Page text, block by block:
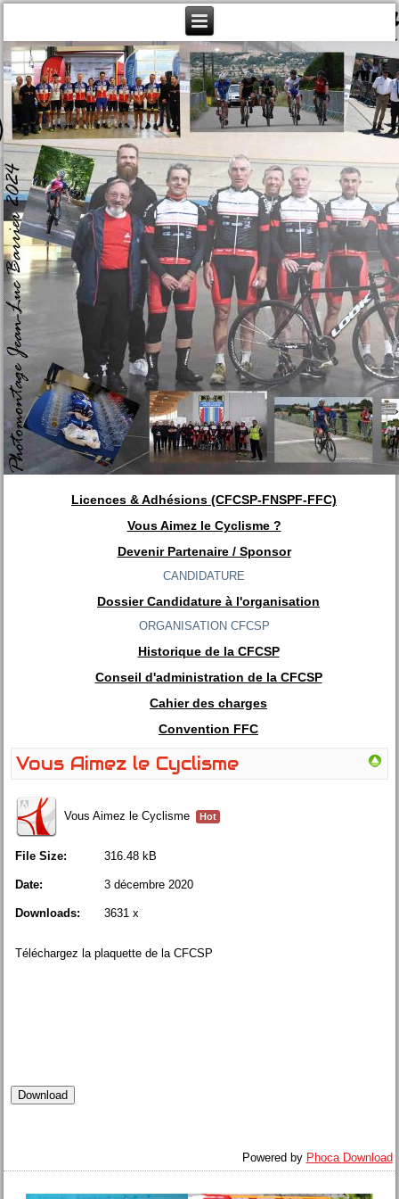
Licences & Adhésions (CFCSP-FNSPF-FFC)
Vous Aimez le Cyclisme ?
Devenir Partenaire / Sponsor
CANDIDATURE
Dossier Candidature à l'organisation
ORGANISATION CFCSP
Historique de la CFCSP
Conseil d'administration de la CFCSP
Cahier des charges
Convention FFC
Vous Aimez le Cyclisme
Vous Aimez le Cyclisme Hot
File Size: 316.48 kB
Date: 3 décembre 2020
Downloads: 3631 x
Téléchargez la plaquette de la CFCSP
Powered by Phoca Download